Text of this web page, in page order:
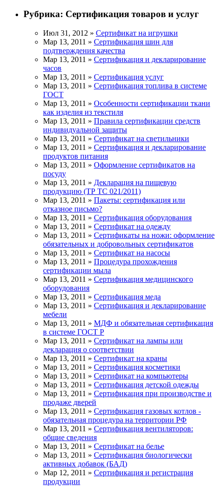
Рубрика: Сертификация товаров и услуг
Июл 31, 2012 » Сертификат на игрушки
Мар 13, 2011 » Сертификация шин для
подтверждения качества
Мар 13, 2011 » Сертификация и декларирование
часов
Мар 13, 2011 » Сертификация услуг
Мар 13, 2011 » Сертификация топлива в системе
ГОСТ
Мар 13, 2011 » Особенности сертификации ткани
как изделия из текстиля
Мар 13, 2011 » Правила сертификации средств
индивидуальной защиты
Мар 13, 2011 » Сертификат на светильники
Мар 13, 2011 » Сертификация и декларирование
продуктов питания
Мар 13, 2011 » Оформление сертификатов на
посуду
Мар 13, 2011 » Декларация на пищевую
продукцию (ТР ТС 021/2011)
Мар 13, 2011 » Пакеты: сертификация или
отказное письмо?
Мар 13, 2011 » Сертификация оборудования
Мар 13, 2011 » Сертификат на одежду
Мар 13, 2011 » Сертификаты на ножи: оформление
обязательных и добровольных сертификатов
Мар 13, 2011 » Сертификат на насосы
Мар 13, 2011 » Процедура прохождения
сертификации мыла
Мар 13, 2011 » Сертификация медицинского
оборудования
Мар 13, 2011 » Сертификация меда
Мар 13, 2011 » Сертификация и декларирование
мебели
Мар 13, 2011 » МДФ и обязательная сертификация
в системе ГОСТ Р
Мар 13, 2011 » Сертификат на лампы или
декларация о соответствии
Мар 13, 2011 » Сертификат на краны
Мар 13, 2011 » Сертификация косметики
Мар 13, 2011 » Сертификат на компьютеры
Мар 13, 2011 » Сертификация детской одежды
Мар 13, 2011 » Сертификация при производстве и
продаже дверей
Мар 13, 2011 » Сертификация газовых котлов -
обязательная процедура на территории РФ
Мар 13, 2011 » Сертификация вентиляторов:
общие сведения
Мар 13, 2011 » Сертификат на белье
Мар 13, 2011 » Сертификация биологически
активных добавок (БАД)
Мар 12, 2011 » Сертификация и регистрация
продукции